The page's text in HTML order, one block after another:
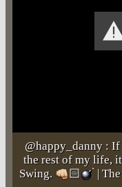
@happy_danny :
the rest of my life,
Swing.
🏻
|